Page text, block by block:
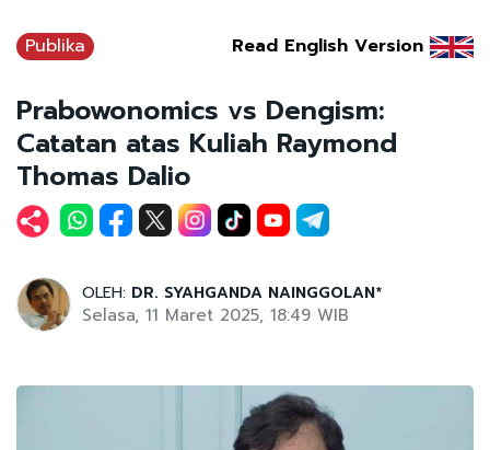
Publika Read English Version
Prabowonomics vs Dengism:
Catatan atas Kuliah Raymond
Thomas Dalio
OLEH: DR. SYAHGANDA NAINGGOLAN*
Selasa, 11 Maret 2025, 18:49 WIB